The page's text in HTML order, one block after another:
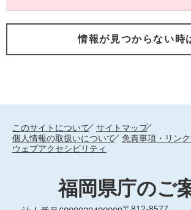
情報が見つからない時
このサイトについて
サイトマップ
個人情報の取扱いについて
免責事項・リン
ウェブアクセシビリティ
福岡県庁のご